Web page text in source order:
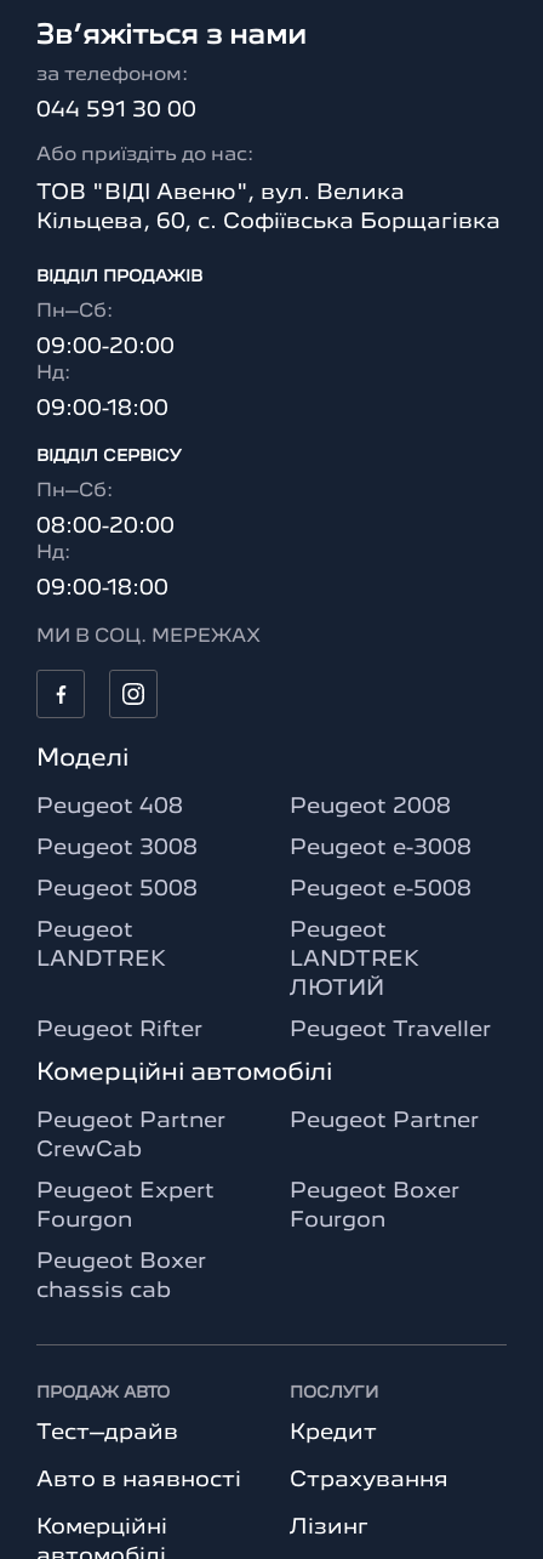
Зв’яжіться з нами
за телефоном:
044 591 30 00
Або приїздіть до нас:
ТОВ "ВІДІ Авеню", вул. Велика
Кільцева, 60, с. Софіївська Борщагівка
ВІДДІЛ ПРОДАЖІВ
Пн–Сб:
09:00-20:00
Нд:
09:00-18:00
ВІДДІЛ CЕРВІСУ
Пн–Сб:
08:00-20:00
Нд:
09:00-18:00
МИ В СОЦ. МЕРЕЖАХ
Моделі
Peugeot 408 Peugeot 2008
Peugeot 3008 Peugeot e-3008
Peugeot 5008 Peugeot e-5008
Peugeot
LANDTREK
Peugeot
LANDTREK
ЛЮТИЙ
Peugeot Rifter Peugeot Traveller
Комерційні автомобілі
Peugeot Partner
CrewCab
Peugeot Partner
Peugeot Expert
Fourgon
Peugeot Boxer
Fourgon
Peugeot Boxer
chassis cab
ПРОДАЖ АВТО
Тест–драйв
Авто в наявності
Комерційні
ПОСЛУГИ
Кредит
Страхування
Лізинг